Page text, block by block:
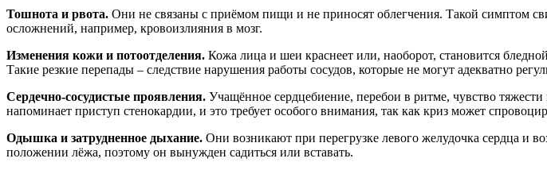
Тошнота и рвота. Они не связаны с приёмом пищи и не приносят облегчения. Такой симптом
осложнений, например, кровоизлияния в мозг.
Изменения кожи и потоотделения. Кожа лица и шеи краснеет или, наоборот, становится
Такие резкие перепады – следствие нарушения работы сосудов, которые не могут адекватно
Сердечно-сосудистые проявления. Учащённое сердцебиение, перебои в ритме, чувство
напоминает приступ стенокардии, и это требует особого внимания, так как криз может
Одышка и затрудненное дыхание. Они возникают при перегрузке левого желудочка сердца и
положении лёжа, поэтому он вынужден садиться или вставать.